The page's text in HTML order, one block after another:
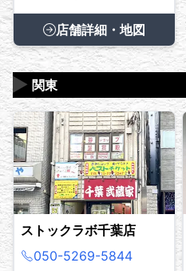
店舗詳細・地図
関東
▶
ストックラボ千葉店
050-5269-5844